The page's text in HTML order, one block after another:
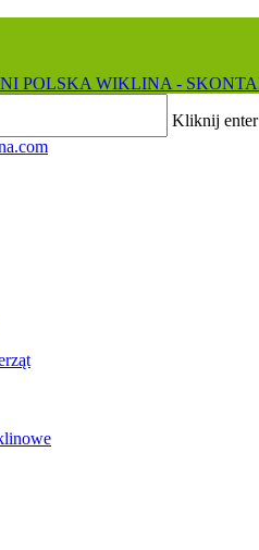
POLSKA WIKLINA -
Kliknij